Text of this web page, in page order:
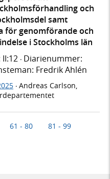
och
samt
för genomförande och
i Stockholms län
· Diarienummer:
Fredrik Ahlén
· Andreas Carlson,
61 - 80 81 - 99